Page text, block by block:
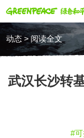
动态 > 阅读全文
武汉长沙转
#